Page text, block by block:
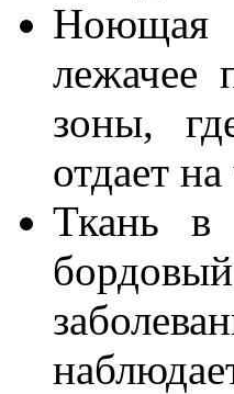
Ноющая
лежачее
зоны,
отдает
Ткань в